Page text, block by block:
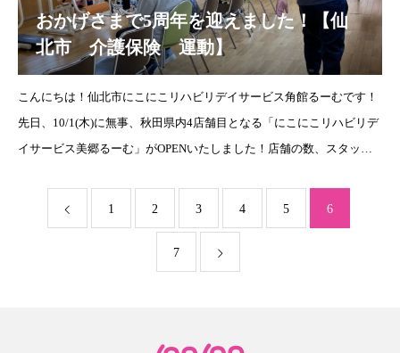
おかげさまで5周年を迎えました！【仙
北市 介護保険 運動】
こんにちは！仙北市にこにこリハビリデイサービス角館るーむです！
先日、10/1(木)に無事、秋田県内4店舗目となる「にこにこリハビリデ
イサービス美郷るーむ」がOPENいたしました！店舗の数、スタッフ
1 2 3 4 5 6
7